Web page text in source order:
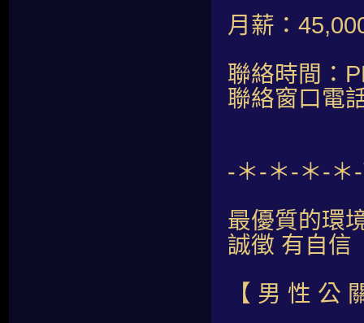
月薪：
聯絡時間：
聯絡窗口電
-＊-＊-＊-＊
最優質的環
誠徵 有自
【 男 性 公